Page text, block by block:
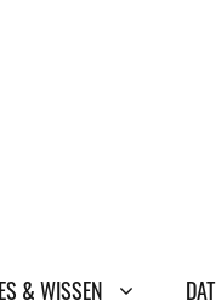
& WISSEN